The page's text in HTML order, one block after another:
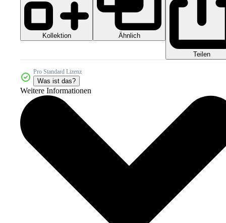
Kollektion Ähnlich
Teilen
Pro Standard Lizenz
Was ist das?
Weitere Informationen